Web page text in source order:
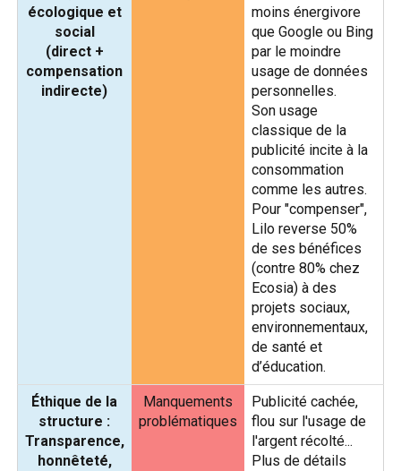
écologique et
social
(direct +
compensation
indirecte)
moins énergivore
que Google ou Bing
par le moindre
usage de données
personnelles.
Son usage
classique de la
publicité incite à la
consommation
comme les autres.
Pour "compenser",
Lilo reverse 50%
de ses bénéfices
(contre 80% chez
Ecosia) à des
projets sociaux,
environnementaux,
de santé et
d’éducation.
Éthique de la
structure :
Transparence,
honnêteté,
Manquements
problématiques
Publicité cachée,
flou sur l'usage de
l'argent récolté...
Plus de détails